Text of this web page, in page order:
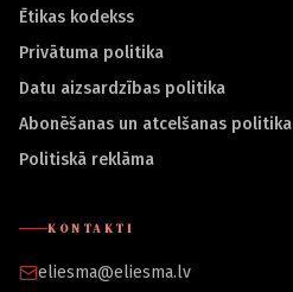
Ētikas kodekss
Privātuma politika
Datu aizsardzības politika
Abonēšanas un atcelšanas politika
Politiskā reklāma
KONTAKTI
eliesma@eliesma.lv